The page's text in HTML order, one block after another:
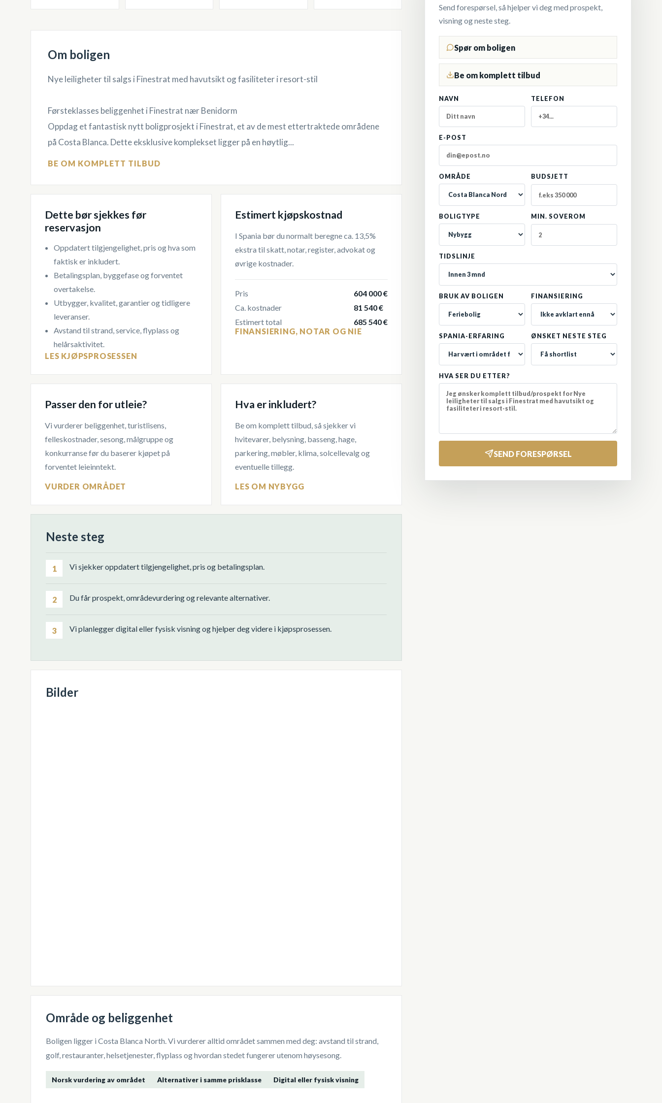
Om boligen
Nye leiligheter til salgs i Finestrat med havutsikt og fasiliteter i resort-stil
Førsteklasses beliggenhet i Finestrat nær Benidorm
Oppdag et fantastisk nytt boligprosjekt i Finestrat, et av de mest ettertraktede områdene
på Costa Blanca. Dette eksklusive komplekset ligger på en høytlig...
BE OM KOMPLETT TILBUD
Dette bør sjekkes før
reservasjon
Oppdatert tilgjengelighet, pris og hva som
faktisk er inkludert.
Betalingsplan, byggefase og forventet
overtakelse.
Utbygger, kvalitet, garantier og tidligere
leveranser.
Avstand til strand, service, flyplass og
helårsaktivitet.
LES KJØPSPROSESSEN
Estimert kjøpskostnad
I Spania bør du normalt beregne ca. 13,5%
ekstra til skatt, notar, register, advokat og
øvrige kostnader.
Pris
604 000 €
Ca. kostnader
81 540 €
Estimert total
685 540 €
FINANSIERING, NOTAR OG NIE
Passer den for utleie?
Vi vurderer beliggenhet, turistlisens,
felleskostnader, sesong, målgruppe og
konkurranse før du baserer kjøpet på
forventet leieinntekt.
VURDER OMRÅDET
Hva er inkludert?
Be om komplett tilbud, så sjekker vi
hvitevarer, belysning, basseng, hage,
parkering, møbler, klima, solcellevalg og
eventuelle tillegg.
LES OM NYBYGG
Neste steg
1 Vi sjekker oppdatert tilgjengelighet, pris og betalingsplan.
2 Du får prospekt, områdevurdering og relevante alternativer.
3 Vi planlegger digital eller fysisk visning og hjelper deg videre i kjøpsprosessen.
Bilder
Område og beliggenhet
Boligen ligger i Costa Blanca North. Vi vurderer alltid området sammen med deg: avstand til strand,
golf, restauranter, helsetjenester, flyplass og hvordan stedet fungerer utenom høysesong.
Norsk vurdering av området Alternativer i samme prisklasse Digital eller fysisk visning
Send forespørsel, så hjelper vi deg med prospekt,
visning og neste steg.
Spør om boligen
Be om komplett tilbud
NAVN TELEFON
E-POST
OMRÅDE BUDSJETT
BOLIGTYPE MIN. SOVEROM
TIDSLINJE
BRUK AV BOLIGEN FINANSIERING
SPANIA-ERFARING ØNSKET NESTE STEG
HVA SER DU ETTER?
SEND FORESPØRSEL